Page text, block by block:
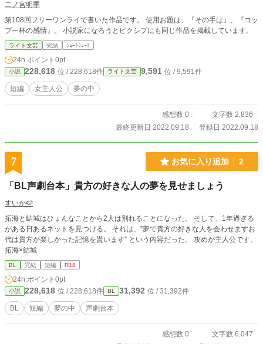
二ノ宮明季
第108回フリーワンライで書いた作品です。 使用お題は、『その手は』、『コッ
プ一杯の感情』。 小説家になろうとピクシブにも同じ作品を掲載しています。
ライト文芸 完結 ｼｮｰﾄｼｮｰﾄ
24h.ポイント 0pt
小説 228,618 位 / 228,618件 ライト文芸 9,591 位 / 9,591件
短編 女主人公 夢の中
感想数 0
文字数 2,836
最終更新日 2022.09.18
登録日 2022.09.18
7 お気に入り追加 2
「BL声劇台本」貴方の好きな人の夢を見せましょう
すいか🍉
拓海と結城はひょんなことから2人は別れることになった。 そして、1年過ぎる
がある日あるネットを見つける。 それは、”夢で貴方の好きな人を会わせますお
代は貴方が楽しかった記憶を貰います” という内容だった。 攻めが主人公です。
拓海×結城
BL 完結 短編 R18
24h.ポイント 0pt
小説 228,618 位 / 228,618件 BL 31,392 位 / 31,392件
BL 短編 夢の中 声劇台本
感想数 0
文字数 6,047